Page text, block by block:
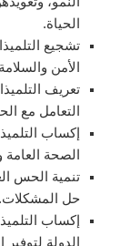
الحياة.
تشجيع
الأمن
تعريف
التعامل مع
إكساب
الصحة
تنمية الحس
حل المشكلات.
إكساب
الدولة